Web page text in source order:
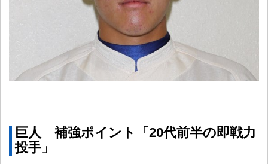
巨人 補強ポイント「20代前半の即戦力
投手」